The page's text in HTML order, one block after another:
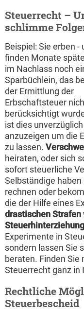
Steuerrecht –
schlimme
Beispiel: Sie erben -
finden Monate
im Nachlass noch
Sparbüchlein, das
der Ermittlung der
Erbschaftsteuer
berücksichtigt
ist dies unverzüglich
anzuzeigen um die
zu lassen.
heiraten, oder sich
sofort steuerliche
Selbständige
rechnen oder
die der Hilfe eines
drastischen Strafen
Experimente in
sondern lassen Sie
beraten. Finden
Steuerrecht ganz in
Rechtliche
Steuerbescheid